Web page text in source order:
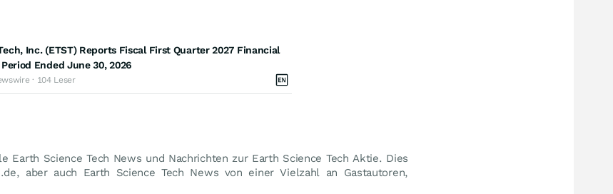
Inc. (ETST) Reports Fiscal First Quarter 2027 Financial
Ended June 30, 2026
· 104 Leser
Earth Science Tech News und Nachrichten zur Earth Science Tech Aktie. Dies
aber auch Earth Science Tech News von einer Vielzahl an Gastautoren,